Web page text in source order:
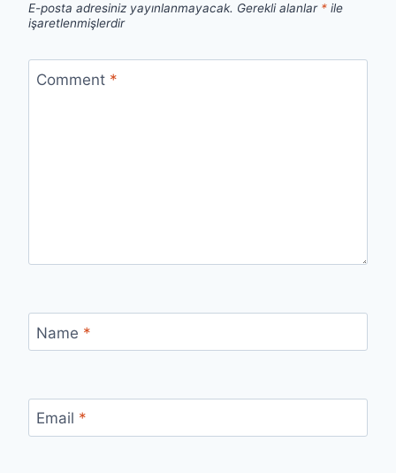
E-posta adresiniz yayınlanmayacak. Gerekli alanlar * ile
işaretlenmişlerdir
Comment *
Name *
Email *